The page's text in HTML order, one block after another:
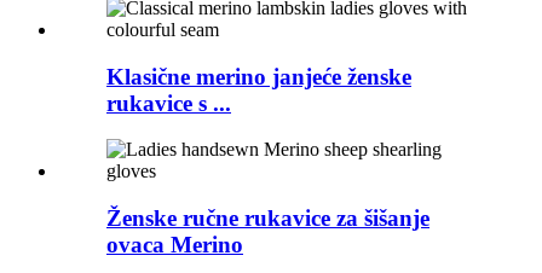
Klasične merino janjeće ženske
rukavice s ...
Ženske ručne rukavice za šišanje
ovaca Merino